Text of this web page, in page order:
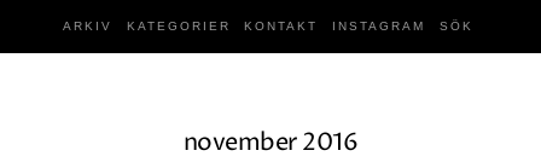
ARKIV KATEGORIER KONTAKT INSTAGRAM SÖK
november 2016